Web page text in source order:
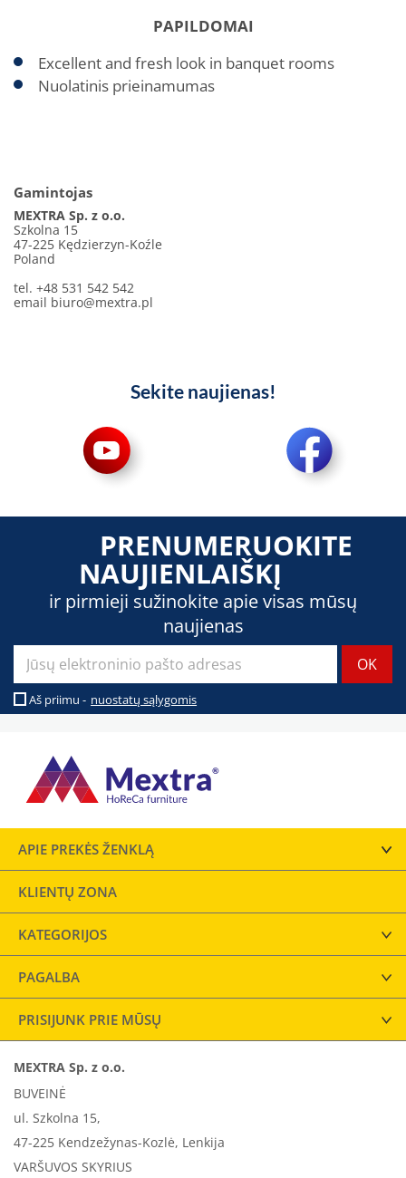
PAPILDOMAI
Excellent and fresh look in banquet rooms
Nuolatinis prieinamumas
Gamintojas
MEXTRA Sp. z o.o.
Szkolna 15
47-225 Kędzierzyn-Koźle
Poland
tel. +48 531 542 542
email biuro@mextra.pl
Sekite naujienas!
PRENUMERUOKITE
NAUJIENLAIŠKĮ
ir pirmieji sužinokite apie visas mūsų
naujienas
Aš priimu - nuostatų sąlygomis
APIE PREKĖS ŽENKLĄ
KLIENTŲ ZONA
KATEGORIJOS
PAGALBA
PRISIJUNK PRIE MŪSŲ
MEXTRA Sp. z o.o.
BUVEINĖ
ul. Szkolna 15,
47-225 Kendzežynas-Kozlė, Lenkija
VARŠUVOS SKYRIUS